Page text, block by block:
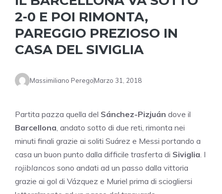
2-0 E POI RIMONTA,
PAREGGIO PREZIOSO IN
CASA DEL SIVIGLIA
Massimiliano PeregoMarzo 31, 2018
Partita pazza quella del Sánchez-Pizjuán dove il
Barcellona, andato sotto di due reti, rimonta nei
minuti finali grazie ai soliti Suárez e Messi portando a
casa un buon punto dalla difficile trasferta di Siviglia. I
rojiblancos sono andati ad un passo dalla vittoria
grazie ai gol di Vázquez e Muriel prima di sciogliersi